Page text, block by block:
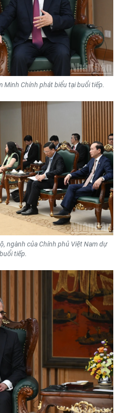
Bắc
Minh
Minh Chính phát biểu tại buổi tiếp.
ngành của Chính phủ Việt Nam dự
buổi tiếp.